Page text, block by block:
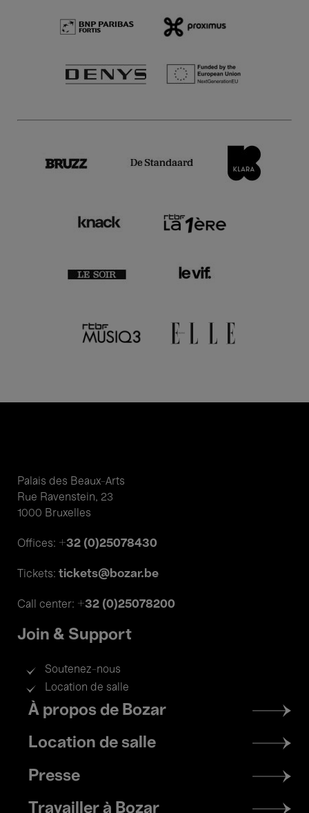
Palais des Beaux-Arts
Rue Ravenstein, 23
1000 Bruxelles
Offices: +32 (0)25078430
Tickets: tickets@bozar.be
Call center: +32 (0)25078200
Join & Support
Soutenez-nous
Location de salle
Footer
menu
À propos de Bozar
Location de salle
Presse
Travailler à Bozar